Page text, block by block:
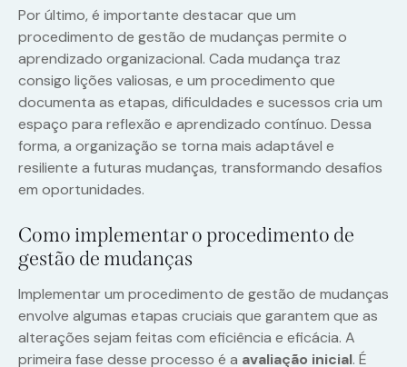
Por último, é importante destacar que um
procedimento de gestão de mudanças permite o
aprendizado organizacional. Cada mudança traz
consigo lições valiosas, e um procedimento que
documenta as etapas, dificuldades e sucessos cria um
espaço para reflexão e aprendizado contínuo. Dessa
forma, a organização se torna mais adaptável e
resiliente a futuras mudanças, transformando desafios
em oportunidades.
Como implementar o procedimento de
gestão de mudanças
Implementar um procedimento de gestão de mudanças
envolve algumas etapas cruciais que garantem que as
alterações sejam feitas com eficiência e eficácia. A
primeira fase desse processo é a avaliação inicial. É